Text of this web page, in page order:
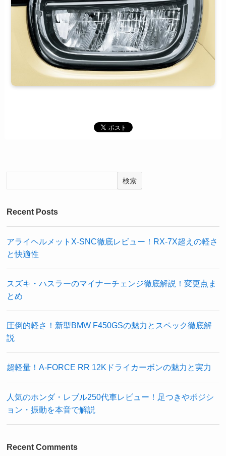
検索
Recent Posts
アライヘルメットX-SNC徹底レビュー！RX-7X超えの軽さ
と快適性
スズキ・ハスラーのマイナーチェンジ徹底解説！変更点ま
とめ
圧倒的軽さ！新型BMW F450GSの魅力とスペック徹底解
説
超軽量！A-FORCE RR 12Kドライカーボンの魅力と実力
人気のホンダ・レブル250代車レビュー！足つきやポジシ
ョン・振動を本音で解説
Recent Comments